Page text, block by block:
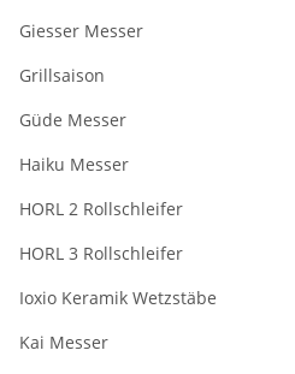
Giesser Messer
Grillsaison
Güde Messer
Haiku Messer
HORL 2 Rollschleifer
HORL 3 Rollschleifer
Ioxio Keramik Wetzstäbe
Kai Messer